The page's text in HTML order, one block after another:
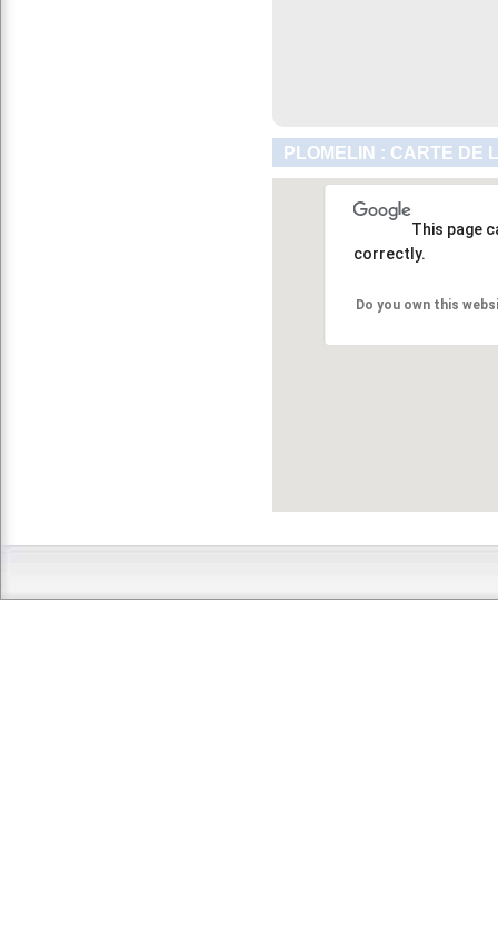
PLOMELIN : CARTE DE
This page
correctly.
Do you own this